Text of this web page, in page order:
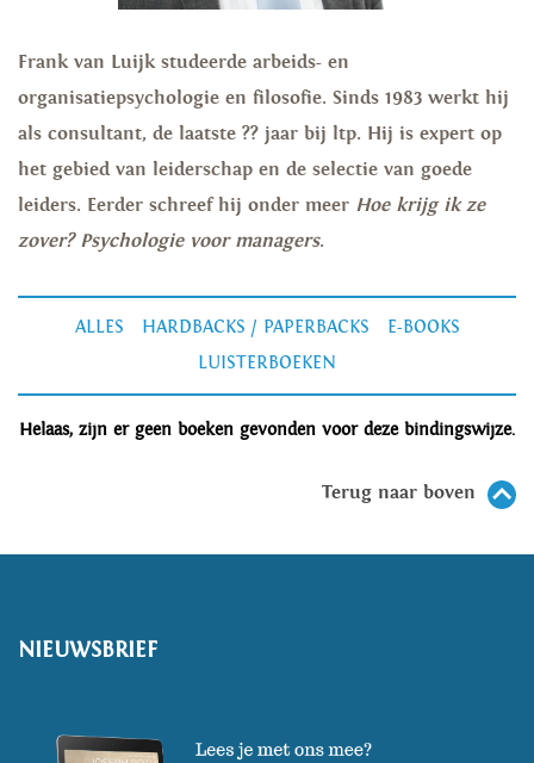
Frank van Luijk studeerde arbeids- en
organisatiepsychologie en filosofie. Sinds 1983 werkt hij
als consultant, de laatste ?? jaar bij ltp. Hij is expert op
het gebied van leiderschap en de selectie van goede
leiders. Eerder schreef hij onder meer Hoe krijg ik ze
zover? Psychologie voor managers.
ALLES HARDBACKS / PAPERBACKS
E-BOOKS
LUISTERBOEKEN
Helaas, zijn er geen boeken gevonden voor deze bindingswijze.
Terug naar boven
NIEUWSBRIEF